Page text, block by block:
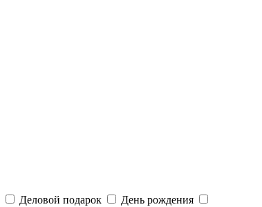
Деловой подарок
День рождения